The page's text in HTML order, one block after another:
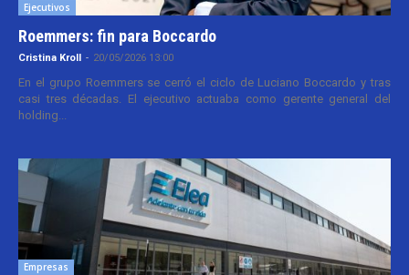
Ejecutivos
Roemmers: fin para Boccardo
Cristina Kroll - 20/05/2026 13:00
En el grupo Roemmers se cerró el ciclo de Luciano Boccardo y tras
casi tres décadas. El ejecutivo actuaba como gerente general del
holding...
Empresas